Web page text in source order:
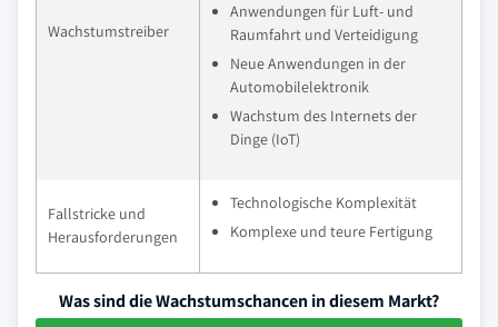
Wachstumstreiber
Anwendungen für Luft- und
Raumfahrt und Verteidigung
Neue Anwendungen in der
Automobilelektronik
Wachstum des Internets der
Dinge (IoT)
Fallstricke und
Herausforderungen
Technologische Komplexität
Komplexe und teure Fertigung
Was sind die Wachstumschancen in diesem Markt?